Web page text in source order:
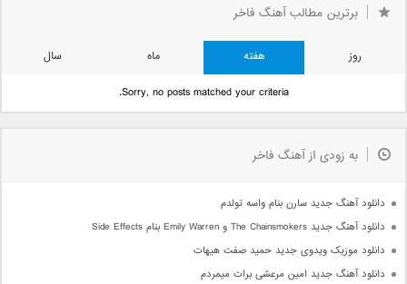
برترین مطالب آهنگ فاخر
روز هفته ماه
سال
Sorry, no posts matched your criteria.
به زودی از آهنگ فاخر
دانلود آهنگ جدید سارن بنام واسه تولدم
دانلود آهنگ جدید The Chainsmokers و Emily Warren بنام Side Effects
دانلود موزیک ویدوی جدید حمید صفت هیهات
دانلود آهنگ جدید امین مرعشی برات میمردم